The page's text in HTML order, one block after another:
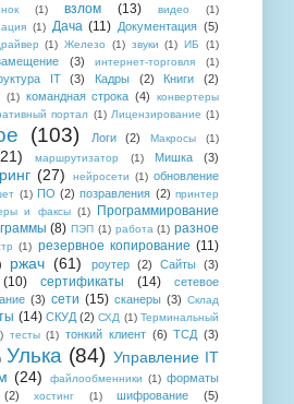
(1) взлом (13) видео
(1)
(1) Дача (11) Документация (5)
(1) Железо (1) звуки (1) ИБ (1)
(3) интернет-торговля (1)
IT (3) Кадры (2) Книги (2)
(1) командная строка (4)
конвертеры
портал (1) Лицензирование (1)
(103) Логи (2) Макросы (1)
маршрутизатор (1) Мишка (3)
(27) нейросети (1) обновление
(1) ПО (2) позравления (2) принтер
и факсы (1)
Программирование
(8) ПЭП (1) работа (1) разное
(1) резервное копирование (11)
ржач (61) роутер (2) Сайты (3)
(10) сертификаты (14)
сетевое
(3) сети (15) сканеры (3) Склад
(14) СКУД (2) СХД (1) Терминальный
тесты (1) тонкий клиент (6) ТСД (3)
Улька (84) Управление IT
(24) файлообменники (1) форматы
(2) хостинг (1) шифрование (5)